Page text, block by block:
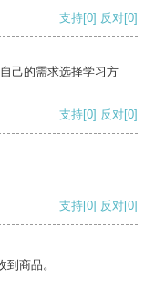
支持[0] 反对[0]
己的需求选择学习方
支持[0] 反对[0]
支持[0] 反对[0]
商品。